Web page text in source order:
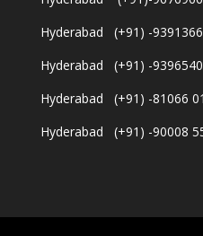
Hyderabad (+91) -
Hyderabad (+91) -
Hyderabad (+91) -81066
Hyderabad (+91) -90008